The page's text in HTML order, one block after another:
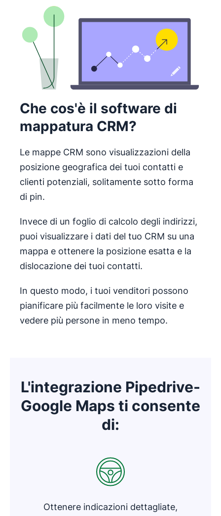
Che cos'è il software di
mappatura CRM?
Le mappe CRM sono visualizzazioni della
posizione geografica dei tuoi contatti e
clienti potenziali, solitamente sotto forma
di pin.
Invece di un foglio di calcolo degli indirizzi,
puoi visualizzare i dati del tuo CRM su una
mappa e ottenere la posizione esatta e la
dislocazione dei tuoi contatti.
In questo modo, i tuoi venditori possono
pianificare più facilmente le loro visite e
vedere più persone in meno tempo.
L'integrazione Pipedrive-
Google Maps ti consente
di:
Ottenere indicazioni dettagliate,